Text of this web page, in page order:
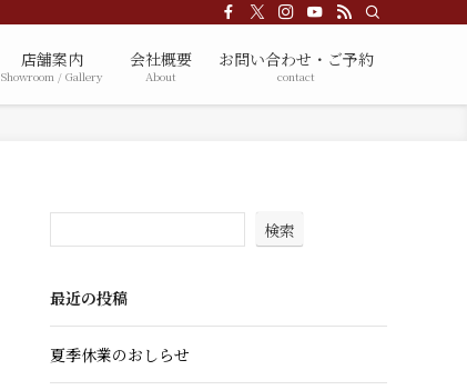
店舗案内
Showroom / Gallery
会社概要
About
お問い合わせ・ご予約
contact
検索
最近の投稿
夏季休業のおしらせ